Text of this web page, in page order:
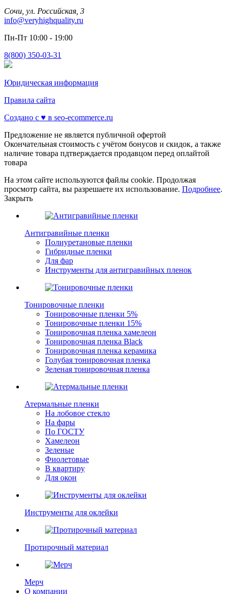
Сочи, ул. Российская, 3
info@veryhighquality.ru
Пн-Пт 10:00 - 19:00
8(800) 350-03-31
Юридическая информация
Правила сайта
Создано с ♥️ в seo-ecommerce.ru
Предложение не является публичной офертой
Окончательная стоимость с учётом бонусов и скидок, а также
наличие товара пдтверждается продавцом перед оплайтой
товара
На этом сайте используются файлы cookie. Продолжая
просмотр сайта, вы разрешаете их использование. Подробнее.
Закрыть
Антигравийные пленки
Полиуретановые пленки
Гибридные пленки
Для фар
Инструменты для антигравийных пленок
Тонировочные пленки
Тонировочные пленки 5%
Тонировочные пленки 15%
Тонировочная пленка хамелеон
Тонировочная пленка Black
Тонировочная пленка керамика
Голубая тонировочная пленка
Зеленая тонировочная пленка
Атермальные пленки
На лобовое стекло
На фары
По ГОСТУ
Хамелеон
Зеленые
Фиолетовые
В квартиру
Для окон
Инструменты для оклейки
Протирочный материал
Мерч
О компании